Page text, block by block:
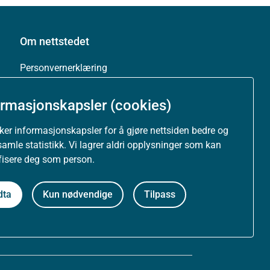
(cookies)
informasjonskapsler for å gjøre nettsiden bedre og
statistikk. Vi lagrer aldri opplysninger som kan
deg som person.
Kun nødvendige Tilpass
Om nettstedet
Personvernerklæring
Tilgjengelighetserklæring (uustatus.no)
Besøksstatistikk og informasjonskapsler
Nyhetsvarsel og abonnement
Åpne data (API)